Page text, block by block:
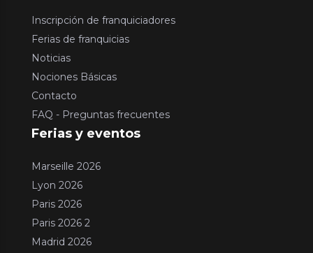
Inscripción de franquiciadores
Ferias de franquicias
Noticias
Nociones Básicas
Contacto
FAQ - Preguntas frecuentes
Ferias y eventos
Marseille 2026
Lyon 2026
Paris 2026
Paris 2026 2
Madrid 2026